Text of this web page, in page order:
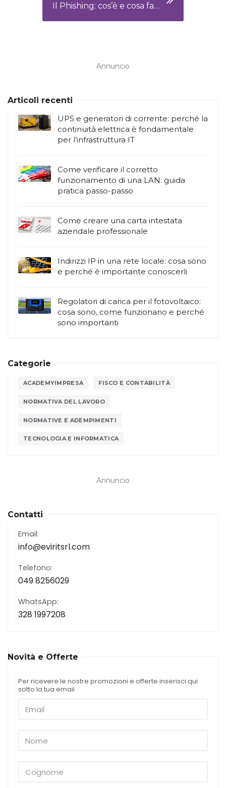
Il Phishing: cos’è e cosa fare
Annuncio
Articoli recenti
UPS e generatori di corrente: perché la
continuità elettrica è fondamentale
per l’infrastruttura IT
Come verificare il corretto
funzionamento di una LAN: guida
pratica passo-passo
Come creare una carta intestata
aziendale professionale
Indirizzi IP in una rete locale: cosa sono
e perché è importante conoscerli
Regolatori di carica per il fotovoltaico:
cosa sono, come funzionano e perché
sono importanti
Categorie
ACADEMYIMPRESA FISCO E CONTABILITÀ
NORMATIVA DEL LAVORO
NORMATIVE E ADEMPIMENTI
TECNOLOGIA E INFORMATICA
Annuncio
Contatti
Email:
info@eviritsrl.com
Telefono:
049 8256029
WhatsApp:
328 1997208
Novità e Offerte
Per ricevere le nostre promozioni e offerte inserisci qui
sotto la tua email